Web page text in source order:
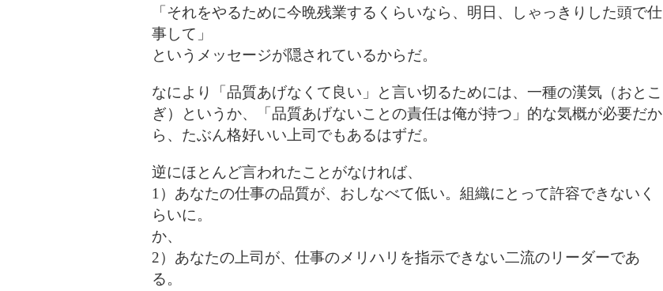
「それをやるために今晩残業するくらいなら、明日、しゃっきりした頭で仕
事して」
というメッセージが隠されているからだ。
なにより「品質あげなくて良い」と言い切るためには、一種の漢気（おとこ
ぎ）というか、「品質あげないことの責任は俺が持つ」的な気概が必要だか
ら、たぶん格好いい上司でもあるはずだ。
逆にほとんど言われたことがなければ、
1）あなたの仕事の品質が、おしなべて低い。組織にとって許容できないく
らいに。
か、
2）あなたの上司が、仕事のメリハリを指示できない二流のリーダーであ
る。